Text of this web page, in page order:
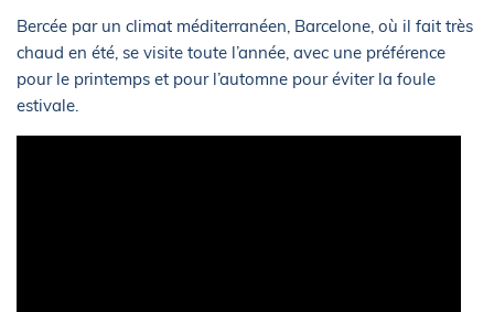
Bercée par un climat méditerranéen, Barcelone, où il fait très
chaud en été, se visite toute l’année, avec une préférence
pour le printemps et pour l’automne pour éviter la foule
estivale.